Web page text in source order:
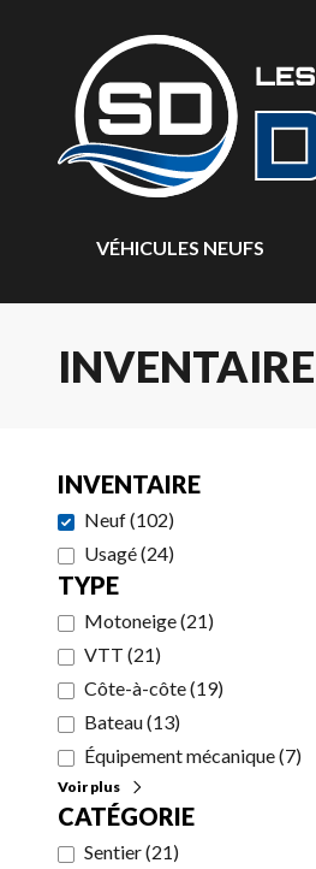
VÉHICULES NEUFS
INVENTAIRE
Neuf(102)
Usagé(24)
TYPE
Motoneige(21)
VTT (21)
Côte-à-côte(19)
Bateau(13)
Équipement mécanique(7)
Voir plus
CATÉGORIE
Sentier(21)